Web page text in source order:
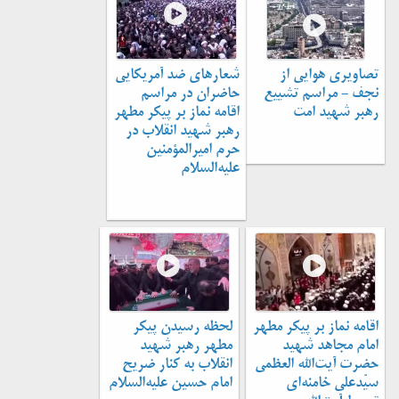
تصاویری هوایی از
نجف - مراسم تشییع
رهبر شهید امت
شعارهای ضد آمریکایی
حاضران در مراسم
اقامه نماز بر پیکر مطهر
رهبر شهید انقلاب در
حرم امیرالمؤمنین
علیه‌السلام
اقامه نماز بر پیکر مطهر
امام مجاهد شهید
حضرت آیت‌الله العظمی
سیّدعلی خامنه‌ای
لحظه رسیدن پیکر
مطهر رهبر شهید
انقلاب به کنار ضریح
امام حسین علیه‌السلام